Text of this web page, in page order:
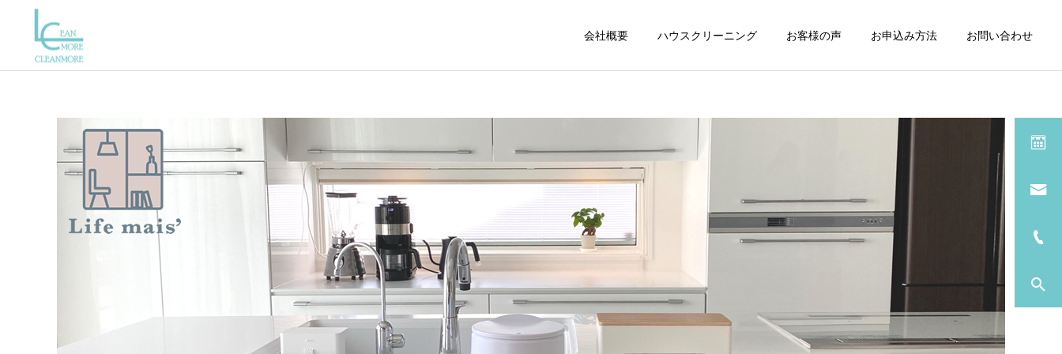
会社概要 ハウスクリーニング お客様の声 お申込み方法 お問い合わせ
サービス一覧
エアコン 換気扇
洗面所 トイレ 窓・サッシ
おそうじのブログ おそうじのブログ
横浜市太田町
おそうじのブログ
横浜市太田町
おそうじのブログ
行田市から松戸へ
おそうじのブログ